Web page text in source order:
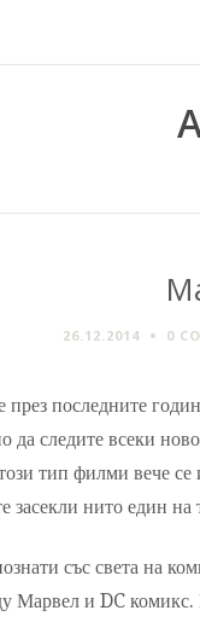
26.12.2014 0
през последните
следите всеки
тип филми вече се
засекли нито един на
със света на
Марвел и DC